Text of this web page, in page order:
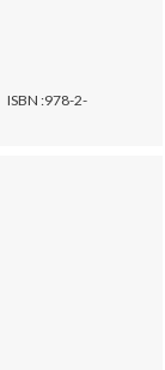
ISBN :978-2-